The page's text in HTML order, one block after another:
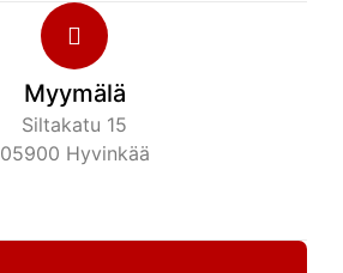
Myymälä
Siltakatu 15
05900 Hyvinkää